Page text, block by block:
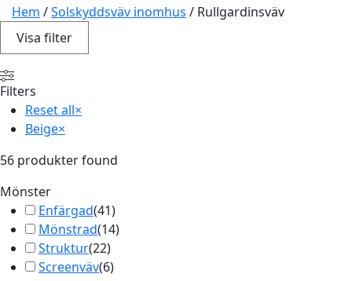
Hem /Solskyddsväv inomhus / Rullgardinsväv
Visa filter
Filters
Reset all×
Beige×
56 produkter found
Mönster
Enfärgad(41)
Mönstrad(14)
Struktur(22)
Screenväv(6)